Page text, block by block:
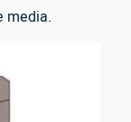
media.